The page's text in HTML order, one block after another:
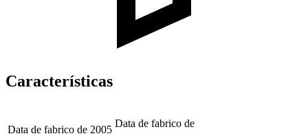
Características
Data de fabrico de 2005
Data de fabrico de